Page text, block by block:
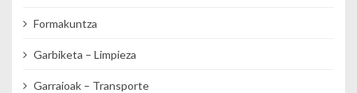
Formakuntza
Garbiketa – Limpieza
Garraioak – Transporte